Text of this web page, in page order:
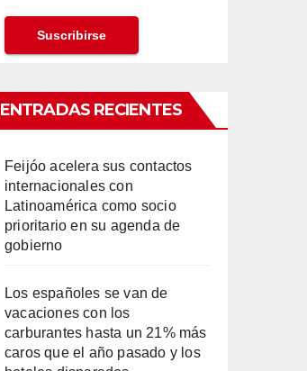
ENTRADAS RECIENTES
Feijóo acelera sus contactos
internacionales con
Latinoamérica como socio
prioritario en su agenda de
gobierno
Los españoles se van de
vacaciones con los
carburantes hasta un 21% más
caros que el año pasado y los